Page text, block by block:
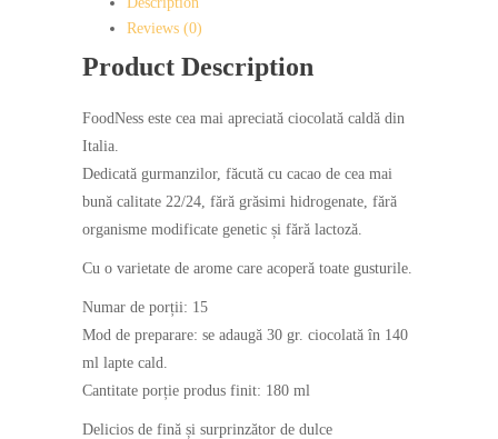
Reviews (0)
Product Description
FoodNess este cea mai apreciată ciocolată caldă din
Italia.
Dedicată gurmanzilor, făcută cu cacao de cea mai
bună calitate 22/24, fără grăsimi hidrogenate, fără
organisme modificate genetic și fără lactoză.
Cu o varietate de arome care acoperă toate gusturile.
Numar de porții: 15
Mod de preparare: se adaugă 30 gr. ciocolată în 140
ml lapte cald.
Cantitate porție produs finit: 180 ml
Delicios de fină și surprinzător de dulce